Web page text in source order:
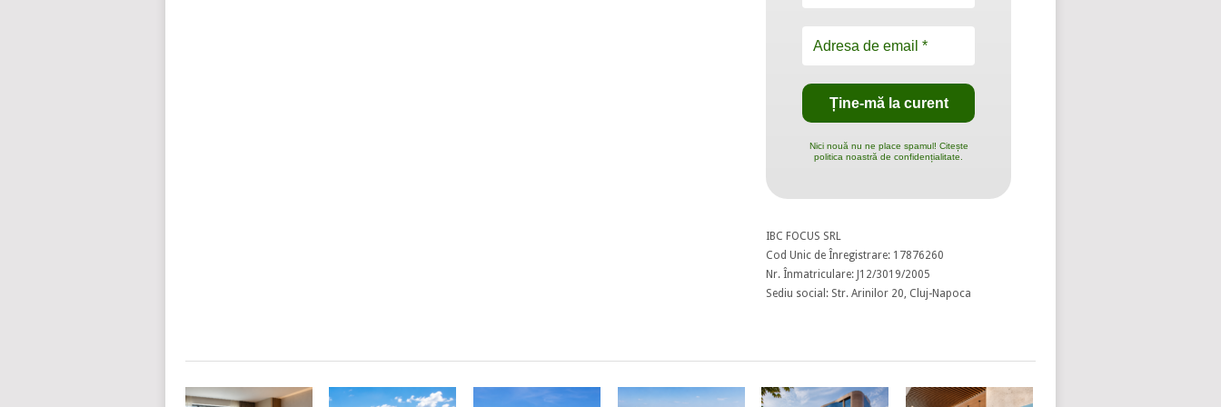
Nici nouă nu ne place spamul! Citește
politica noastră de confidențialitate.
IBC FOCUS SRL
Cod Unic de Înregistrare: 17876260
Nr. Înmatriculare: J12/3019/2005
Sediu social: Str. Arinilor 20, Cluj-Napoca